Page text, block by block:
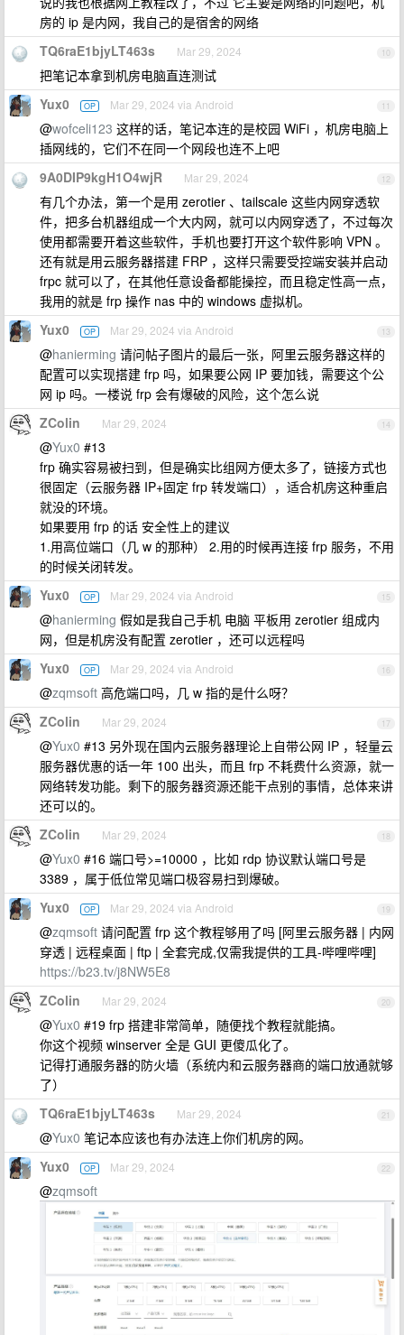
房的 ip 是内网，我自己的是宿舍的网络
10
TQ6raE1bjyLT463s Mar 29, 2024
把笔记本拿到机房电脑直连测试
11
Yux0 OP Mar 29, 2024 via Android
@wofceli123 这样的话，笔记本连的是校园 WiFi ，机房电脑上
插网线的，它们不在同一个网段也连不上吧
12
9A0DIP9kgH1O4wjR Mar 29, 2024
有几个办法，第一个是用 zerotier 、tailscale 这些内网穿透软
件，把多台机器组成一个大内网，就可以内网穿透了，不过每次
使用都需要开着这些软件，手机也要打开这个软件影响 VPN 。
还有就是用云服务器搭建 FRP ，这样只需要受控端安装并启动
frpc 就可以了，在其他任意设备都能操控，而且稳定性高一点，
我用的就是 frp 操作 nas 中的 windows 虚拟机。
13
Yux0 OP Mar 29, 2024 via Android
@hanierming 请问帖子图片的最后一张，阿里云服务器这样的
配置可以实现搭建 frp 吗，如果要公网 IP 要加钱，需要这个公
网 ip 吗。一楼说 frp 会有爆破的风险，这个怎么说
14
ZColin Mar 29, 2024
@Yux0 #13
frp 确实容易被扫到，但是确实比组网方便太多了，链接方式也
很固定（云服务器 IP+固定 frp 转发端口），适合机房这种重启
就没的环境。
如果要用 frp 的话 安全性上的建议
1.用高位端口（几 w 的那种） 2.用的时候再连接 frp 服务，不用
的时候关闭转发。
15
Yux0 OP Mar 29, 2024 via Android
@hanierming 假如是我自己手机 电脑 平板用 zerotier 组成内
网，但是机房没有配置 zerotier ，还可以远程吗
16
Yux0 OP Mar 29, 2024 via Android
@zqmsoft 高危端口吗，几 w 指的是什么呀？
17
ZColin Mar 29, 2024
@Yux0 #13 另外现在国内云服务器理论上自带公网 IP ，轻量云
服务器优惠的话一年 100 出头，而且 frp 不耗费什么资源，就一
网络转发功能。剩下的服务器资源还能干点别的事情，总体来讲
还可以的。
18
ZColin Mar 29, 2024
@Yux0 #16 端口号>=10000 ，比如 rdp 协议默认端口号是
3389 ，属于低位常见端口极容易扫到爆破。
19
Yux0 OP Mar 29, 2024 via Android
@zqmsoft 请问配置 frp 这个教程够用了吗 [阿里云服务器 | 内网
穿透 | 远程桌面 | ftp | 全套完成,仅需我提供的工具-哔哩哔哩]
https://b23.tv/j8NW5E8
20
ZColin Mar 29, 2024
@Yux0 #19 frp 搭建非常简单，随便找个教程就能搞。
你这个视频 winserver 全是 GUI 更傻瓜化了。
记得打通服务器的防火墙（系统内和云服务器商的端口放通就够
了）
21
TQ6raE1bjyLT463s Mar 29, 2024
@Yux0 笔记本应该也有办法连上你们机房的网。
22
Yux0 OP Mar 29, 2024
@zqmsoft